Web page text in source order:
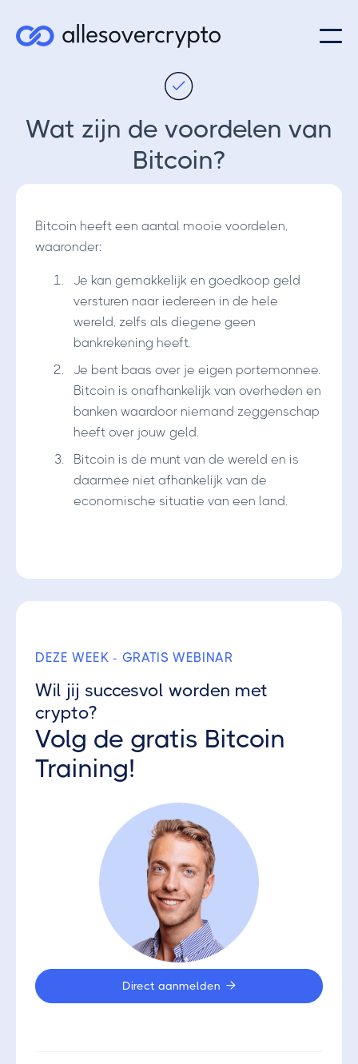
Wat zijn de voordelen van
Bitcoin?
Bitcoin heeft een aantal mooie voordelen,
waaronder:
Je kan gemakkelijk en goedkoop geld
versturen naar iedereen in de hele
wereld, zelfs als diegene geen
bankrekening heeft.
Je bent baas over je eigen portemonnee.
Bitcoin is onafhankelijk van overheden en
banken waardoor niemand zeggenschap
heeft over jouw geld.
Bitcoin is de munt van de wereld en is
daarmee niet afhankelijk van de
economische situatie van een land.
DEZE WEEK - GRATIS WEBINAR
Wil jij succesvol worden met
crypto?
Volg de gratis Bitcoin
Training!
Direct aanmelden 